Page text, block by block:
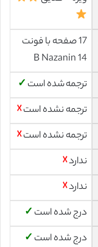
17 صفحه با فونت
14 B Nazanin
ترجمه شده است ✓
ترجمه نشده است☓
ترجمه نشده است☓
ندارد☓
ندارد☓
درج شده است ✓
درج شده است ✓